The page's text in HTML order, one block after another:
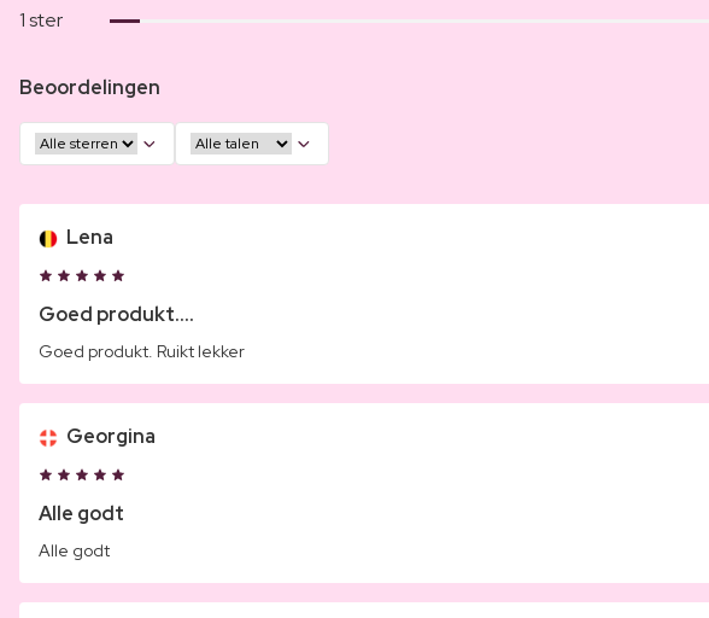
1 ster
Beoordelingen
Lena
Goed produkt....
Goed produkt. Ruikt lekker
Georgina
Alle godt
Alle godt